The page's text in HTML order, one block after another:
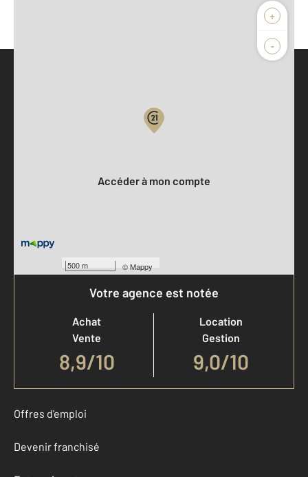
+
-
500 m ©Mappy
Accéder à mon compte
Votre agence est notée
Achat
Vente
8,9/10
Location
Gestion
9,0/10
Offres d'emploi
Devenir franchisé